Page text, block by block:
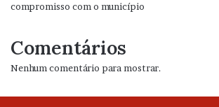
compromisso com o município
Comentários
Nenhum comentário para mostrar.